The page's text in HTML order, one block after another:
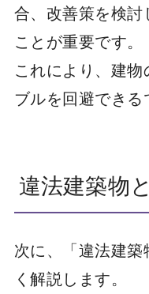
合、改善策を検
ことが重要です。
これにより、建
ブルを回避できる
違法建築物
次に、「違法建
く解説します。